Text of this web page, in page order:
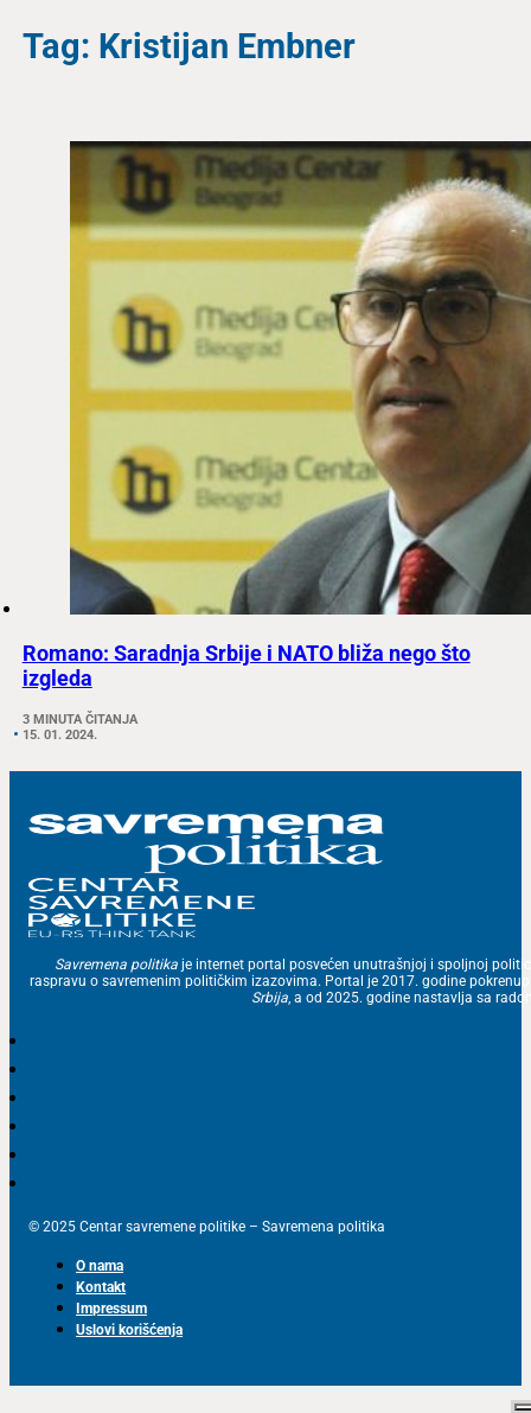
Tag: Kristijan Embner
Romano: Saradnja Srbije i NATO bliža nego što
izgleda
3 MINUTA ČITANJA
15. 01. 2024.
Savremena politika je internet portal posvećen unutrašnjoj i spoljnoj
raspravu o savremenim političkim izazovima. Portal je 2017. godine
Srbija, a od 2025. godine nastavlja sa
© 2025 Centar savremene politike – Savremena politika
O nama
Kontakt
Impressum
Uslovi korišćenja